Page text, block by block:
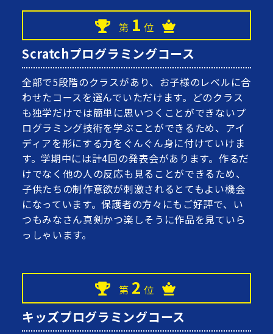
第 1 位
Scratchプログラミングコース
全部で5段階のクラスがあり、お子様のレベルに合
わせたコースを選んでいただけます。どのクラス
も独学だけでは簡単に思いつくことができないプ
ログラミング技術を学ぶことができるため、アイ
ディアを形にする力をぐんぐん身に付けていけま
す。学期中には計4回の発表会があります。作るだ
けでなく他の人の反応も見ることができるため、
子供たちの制作意欲が刺激されるとてもよい機会
になっています。保護者の方々にもご好評で、い
つもみなさん真剣かつ楽しそうに作品を見ていら
っしゃいます。
第 2 位
キッズプログラミングコース